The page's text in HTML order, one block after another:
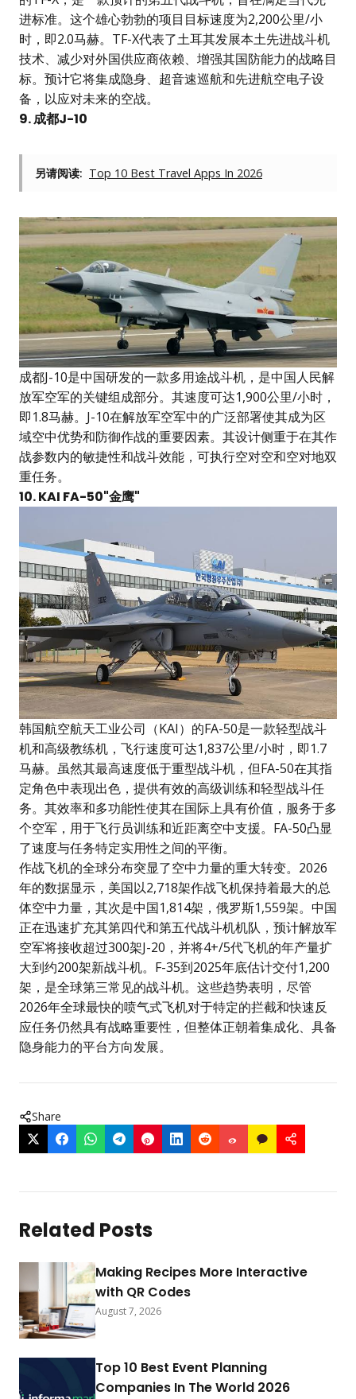
进标准。这个雄心勃勃的项目目标速度为2,200公里/小
时，即2.0马赫。TF-X代表了土耳其发展本土先进战斗机
技术、减少对外国供应商依赖、增强其国防能力的战略目
标。预计它将集成隐身、超音速巡航和先进航空电子设
备，以应对未来的空战。
9. 成都J-10
另请阅读: Top 10 Best Travel Apps In 2026
成都J-10是中国研发的一款多用途战斗机，是中国人民解
放军空军的关键组成部分。其速度可达1,900公里/小时，
即1.8马赫。J-10在解放军空军中的广泛部署使其成为区
域空中优势和防御作战的重要因素。其设计侧重于在其作
战参数内的敏捷性和战斗效能，可执行空对空和空对地双
重任务。
10. KAI FA-50"金鹰"
韩国航空航天工业公司（KAI）的FA-50是一款轻型战斗
机和高级教练机，飞行速度可达1,837公里/小时，即1.7
马赫。虽然其最高速度低于重型战斗机，但FA-50在其指
定角色中表现出色，提供有效的高级训练和轻型战斗任
务。其效率和多功能性使其在国际上具有价值，服务于多
个空军，用于飞行员训练和近距离空中支援。FA-50凸显
了速度与任务特定实用性之间的平衡。
作战飞机的全球分布突显了空中力量的重大转变。2026
年的数据显示，美国以2,718架作战飞机保持着最大的总
体空中力量，其次是中国1,814架，俄罗斯1,559架。中国
正在迅速扩充其第四代和第五代战斗机机队，预计解放军
空军将接收超过300架J-20，并将4+/5代飞机的年产量扩
大到约200架新战斗机。F-35到2025年底估计交付1,200
架，是全球第三常见的战斗机。这些趋势表明，尽管
2026年全球最快的喷气式飞机对于特定的拦截和快速反
应任务仍然具有战略重要性，但整体正朝着集成化、具备
隐身能力的平台方向发展。
Share
Related Posts
Making Recipes More Interactive
with QR Codes
August 7, 2026
Top 10 Best Event Planning
Companies In The World 2026